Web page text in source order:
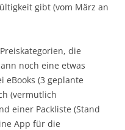
gibt (vom März an
die
noch eine etwas
eBooks (3 geplante
(vermutlich
einer Packliste (Stand
App für die